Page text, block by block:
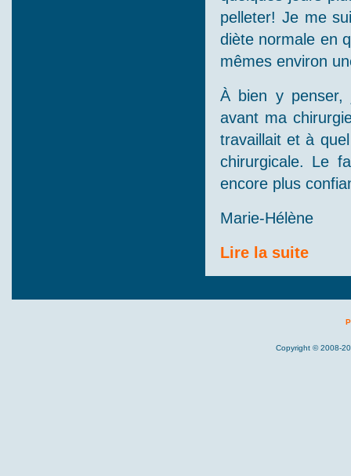
pelleter! Je me
diète normale en
mêmes environ
À bien y penser,
avant ma
travaillait et à
chirurgicale. Le
encore plus
Marie-Hélène
Lire la suite
Copyright © 2008-